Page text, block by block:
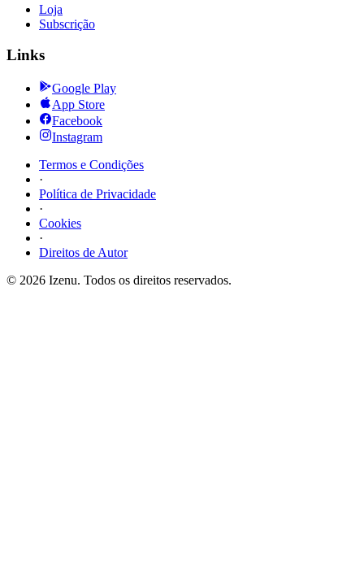
Loja
Subscrição
Links
Google Play
App Store
Facebook
Instagram
Termos e Condições
·
Política de Privacidade
·
Cookies
·
Direitos de Autor
© 2026 Izenu. Todos os direitos reservados.